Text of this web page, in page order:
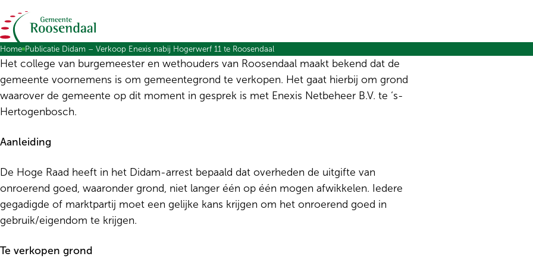
Ga naar de inhoud
Home Publicatie Didam – Verkoop Enexis nabij Hogerwerf 11 te Roosendaal
Het college van burgemeester en wethouders van Roosendaal maakt bekend dat de
gemeente voornemens is om gemeentegrond te verkopen. Het gaat hierbij om grond
waarover de gemeente op dit moment in gesprek is met Enexis Netbeheer B.V. te ‘s-
Hertogenbosch.
Aanleiding
De Hoge Raad heeft in het Didam-arrest bepaald dat overheden de uitgifte van
onroerend goed, waaronder grond, niet langer één op één mogen afwikkelen. Iedere
gegadigde of marktpartij moet een gelijke kans krijgen om het onroerend goed in
gebruik/eigendom te krijgen.
Te verkopen grond